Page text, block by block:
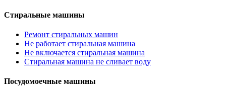
Стиральные машины
Ремонт стиральных машин
Не работает стиральная машина
Не включается стиральная машина
Стиральная машина не сливает воду
Посудомоечные машины